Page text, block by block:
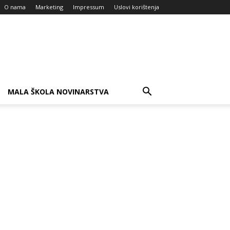
O nama Marketing Impressum Uslovi korištenja
MALA ŠKOLA NOVINARSTVA